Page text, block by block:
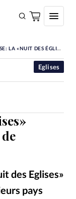
DES ÉGLISES» S’INSTALLE DANS LE CANTON DE FRIBOURG LE 2 JUIN
des Eglises»
pays
Eglises